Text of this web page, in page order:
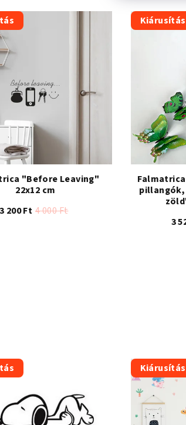
"Before Leaving"
22x12 cm
3 200 Ft 4 000 Ft
Kiárusítás
pillangók,
3
Kiárusítás